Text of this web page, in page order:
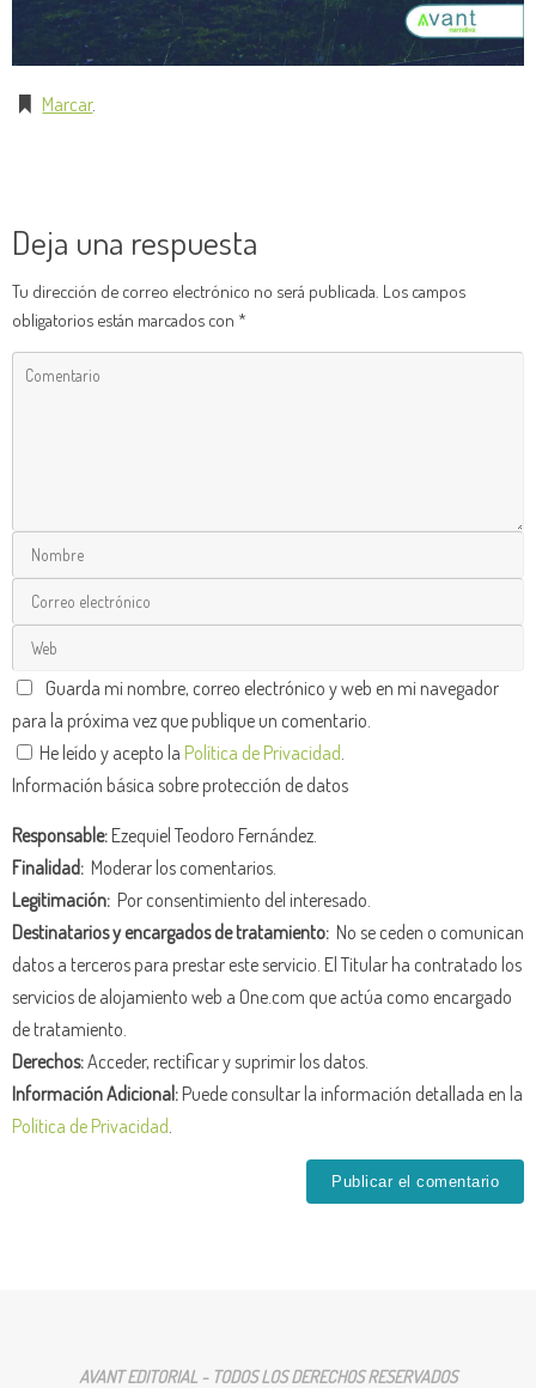
Marcar.
Deja una respuesta
Tu dirección de correo electrónico no será publicada. Los campos
obligatorios están marcados con *
Guarda mi nombre, correo electrónico y web en mi navegador
para la próxima vez que publique un comentario.
He leído y acepto la Política de Privacidad
Información básica sobre protección de datos
Responsable:Ezequiel Teodoro Fernández.
Finalidad: Moderar los comentarios.
Legitimación: Por consentimiento del interesado.
Destinatarios y encargados de tratamiento: No se ceden o comunican
datos a terceros para prestar este servicio. El Titular ha contratado los
servicios de alojamiento web a One.com que actúa como encargado
de tratamiento.
Derechos:Acceder, rectificar y suprimir los datos.
Información Adicional:Puede consultar la información detallada en la
Política de Privacidad
AVANT EDITORIAL - TODOS LOS DERECHOS RESERVADOS